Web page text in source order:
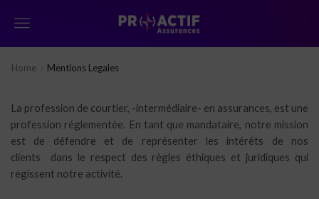
Menu
Home Mentions Legales
La profession de courtier, -intermédiaire- en assurances, est une
profession réglementée. En tant que mandataire, notre mission
est de défendre et de représenter les intérêts de nos
clients dans le respect des règles éthiques et juridiques qui
régissent notre activité.